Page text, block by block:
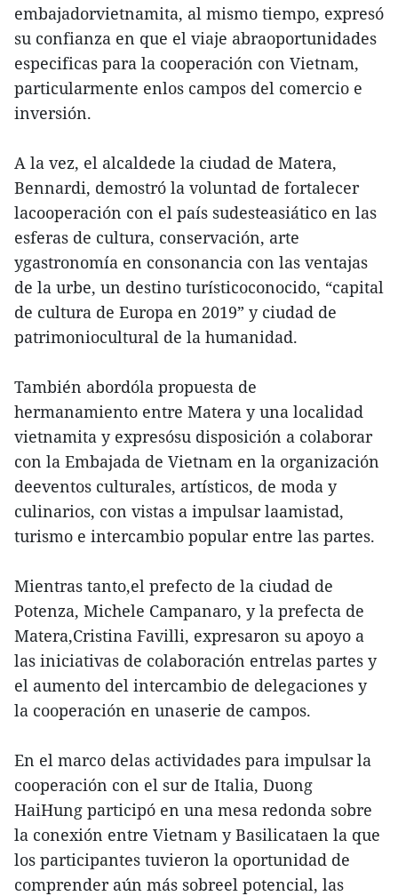
embajadorvietnamita, al mismo tiempo, expresó
su confianza en que el viaje abraoportunidades
especificas para la cooperación con Vietnam,
particularmente enlos campos del comercio e
inversión.
A la vez, el alcaldede la ciudad de Matera,
Bennardi, demostró la voluntad de fortalecer
lacooperación con el país sudesteasiático en las
esferas de cultura, conservación, arte
ygastronomía en consonancia con las ventajas
de la urbe, un destino turísticoconocido, “capital
de cultura de Europa en 2019” y ciudad de
patrimoniocultural de la humanidad.
También abordóla propuesta de
hermanamiento entre Matera y una localidad
vietnamita y expresósu disposición a colaborar
con la Embajada de Vietnam en la organización
deeventos culturales, artísticos, de moda y
culinarios, con vistas a impulsar laamistad,
turismo e intercambio popular entre las partes.
Mientras tanto,el prefecto de la ciudad de
Potenza, Michele Campanaro, y la prefecta de
Matera,Cristina Favilli, expresaron su apoyo a
las iniciativas de colaboración entrelas partes y
el aumento del intercambio de delegaciones y
la cooperación en unaserie de campos.
En el marco delas actividades para impulsar la
cooperación con el sur de Italia, Duong
HaiHung participó en una mesa redonda sobre
la conexión entre Vietnam y Basilicataen la que
los participantes tuvieron la oportunidad de
comprender aún más sobreel potencial, las